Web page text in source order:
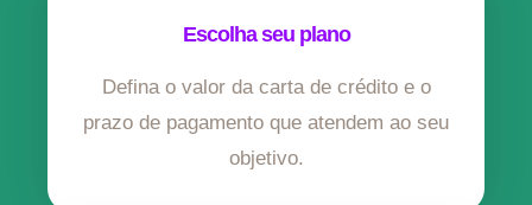
Escolha seu plano
Defina o valor da carta de crédito e o
prazo de pagamento que atendem ao seu
objetivo.